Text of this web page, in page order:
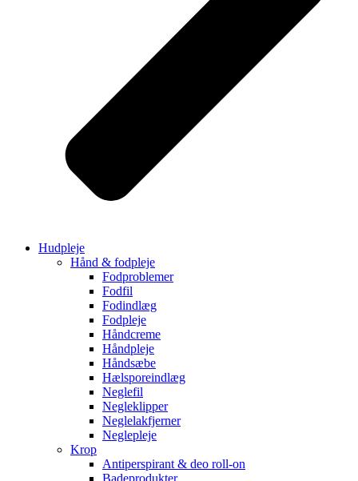
Hudpleje
Hånd & fodpleje
Fodproblemer
Fodfil
Fodindlæg
Fodpleje
Håndcreme
Håndpleje
Håndsæbe
Hælsporeindlæg
Neglefil
Negleklipper
Neglelakfjerner
Neglepleje
Krop
Antiperspirant & deo roll-on
Badeprodukter